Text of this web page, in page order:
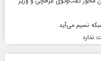
نسیم می‌آید
ندارد